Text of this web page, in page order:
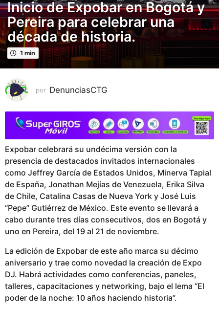
a
ñ
o
s
p
l
i
c
o
ñ
o
s
l
i
c
a
d
Inicio de Expobar en Bogotá y
Pereira para celebrar una
década de historia.
1 min
por DenunciasCTG
Expobar celebrará su undécima versión con la
presencia de destacados invitados internacionales
como Jeffrey García de Estados Unidos, Minerva Tapial
de España, Jonathan Mejías de Venezuela, Erika Silva
de Chile, Catalina Casas de Nueva York y José Luis
“Pepe” Gutiérrez de México. Este evento se llevará a
cabo durante tres días consecutivos, dos en Bogotá y
uno en Pereira, del 19 al 21 de noviembre.
La edición de Expobar de este año marca su décimo
aniversario y trae como novedad la creación de Expo
DJ. Habrá actividades como conferencias, paneles,
talleres, capacitaciones y networking, bajo el lema “El
poder de la noche: 10 años haciendo historia”.